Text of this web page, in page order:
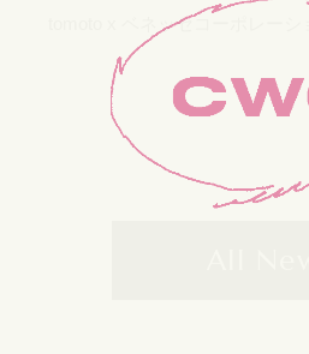
tomoto x ベネッセコーポレーシ